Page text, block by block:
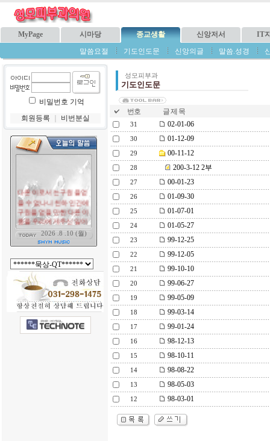
MyPage 시마당 종교생활 신앙저서
IT
말씀요절
기도인도문 신앙의글 말씀.성경
비밀번호 기억
회원등록
비번분실
성모피부과
기도인도문
번호 글 제 목
31 02-01-06
30 01-12-09
29 00-11-12
28 200-3-12 2부
27 00-01-23
26 01-09-30
25 01-07-01
24 01-05-27
23 99-12-25
22 99-12-05
21 99-10-10
20 99-06-27
19 99-05-09
18 99-03-14
17 99-01-24
16 98-12-13
15 98-10-11
14 98-08-22
13 98-05-03
12 98-03-01